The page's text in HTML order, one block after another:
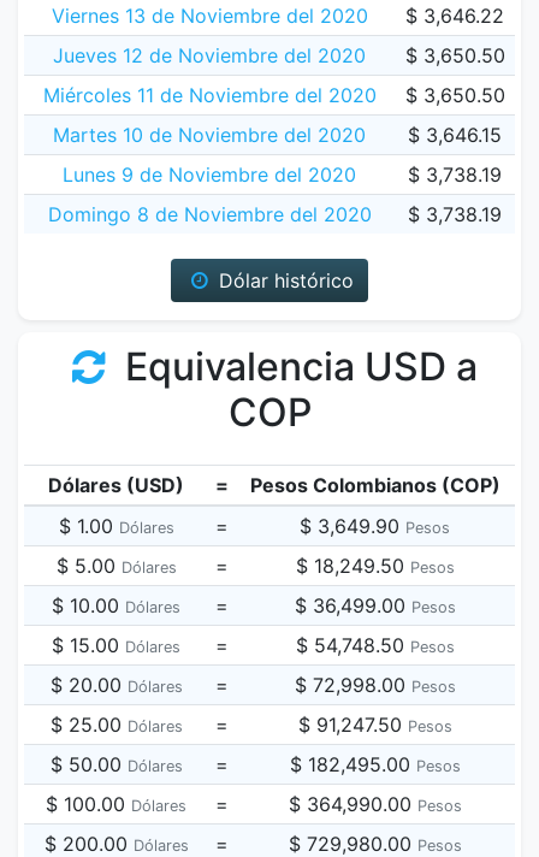
Viernes 13 de Noviembre del 2020
$ 3,646.22
Jueves 12 de Noviembre del 2020
$ 3,650.50
Miércoles 11 de Noviembre del 2020
$ 3,650.50
Martes 10 de Noviembre del 2020
$ 3,646.15
Lunes 9 de Noviembre del 2020
$ 3,738.19
Domingo 8 de Noviembre del 2020
$ 3,738.19
Dólar histórico
Equivalencia USD a
COP
Dólares (USD) =
Pesos Colombianos (COP)
$ 1.00 Dólares = $ 3,649.90 Pesos
$ 5.00 Dólares = $ 18,249.50 Pesos
$ 10.00 Dólares = $ 36,499.00 Pesos
$ 15.00 Dólares = $ 54,748.50 Pesos
$ 20.00 Dólares = $ 72,998.00 Pesos
$ 25.00 Dólares = $ 91,247.50 Pesos
$ 50.00 Dólares = $ 182,495.00 Pesos
$ 100.00 Dólares = $ 364,990.00 Pesos
$ 200.00 Dólares = $ 729,980.00 Pesos